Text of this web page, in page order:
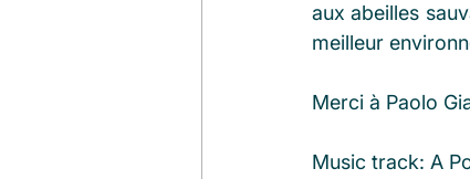
aux abeilles
meilleur
Merci à Paolo
Music track: A